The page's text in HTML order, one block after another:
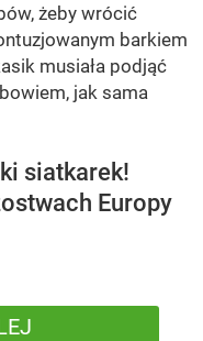
żeby wrócić
barkiem
musiała podjąć
jak sama
siatkarek!
Europy